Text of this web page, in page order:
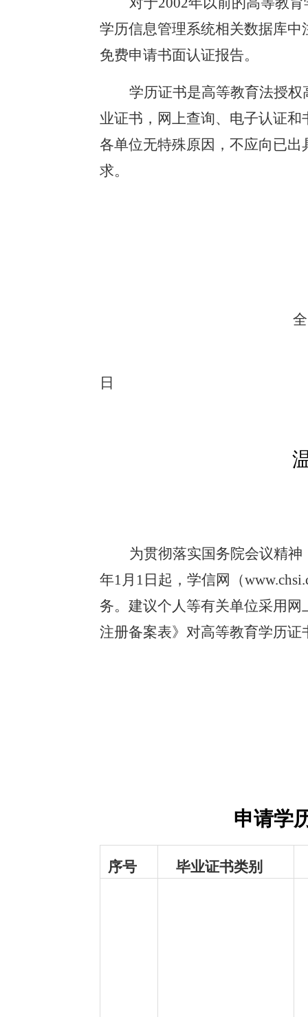
学历信息管理系统相关数据库
免费申请书面认证报告。
学历证书是高等教育法授
业证书，网上查询、电子认证
各单位无特殊原因，不应向已
求。
日
为贯彻落实国务院会议精
年1月 1 日起，学信网（
务。建议个人等有关单位采用
注册备案表》对高等教育学历证
申请学
序号 毕业证书类别